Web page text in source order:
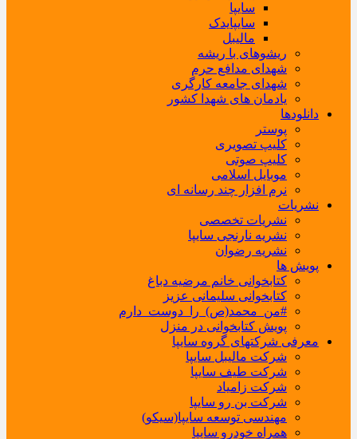
سایپا
سایپایدک
مالیبل
ریشوهای با ریشه
شهدای مدافع حرم
شهدای جامعه کارگری
یادمان های شهدا کشور
دانلودها
پوستر
کلیپ تصویری
کلیپ صوتی
موبایل اسلامی
نرم افزار چند رسانه ای
نشریات
نشریات تخصصی
نشریه نارنجی سایپا
نشریه رضوان
پویش ها
کتابخوانی خانم مرضیه دباغ
کتابخوانی سلیمانی عزیز
#من_محمد(ص)_را_دوست_دارم
پویش کتابخوانی در منزل
معرفی شرکتهای گروه سایپا
شرکت مالیبل سایپا
شرکت طیف سایپا
شرکت زامیاد
شرکت بن رو سایپا
مهندسی توسعه سایپا(سیکو)
همراه خودرو سایپا